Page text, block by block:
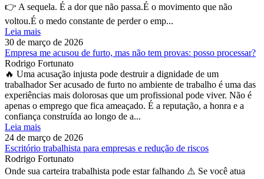
👉 A sequela. É a dor que não passa.É o movimento que não
voltou.É o medo constante de perder o emp...
Leia mais
30 de março de 2026
Empresa me acusou de furto, mas não tem provas: posso processar?
Rodrigo Fortunato
🔥 Uma acusação injusta pode destruir a dignidade de um
trabalhador Ser acusado de furto no ambiente de trabalho é uma das
experiências mais dolorosas que um profissional pode viver. Não é
apenas o emprego que fica ameaçado. É a reputação, a honra e a
confiança construída ao longo de a...
Leia mais
24 de março de 2026
Escritório trabalhista para empresas e redução de riscos
Rodrigo Fortunato
Onde sua carteira trabalhista pode estar falhando ⚠️ Se você atua